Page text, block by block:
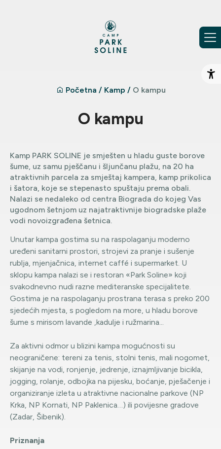
Početna / Kamp / O kampu
O kampu
Kamp PARK SOLINE je smješten u hladu guste borove
šume, uz samu pješčanu i šljunčanu plažu, na 20 ha
atraktivnih parcela za smještaj kampera, kamp prikolica
i šatora, koje se stepenasto spuštaju prema obali.
Nalazi se nedaleko od centra Biograda do kojeg Vas
ugodnom šetnjom uz najatraktivnije biogradske plaže
vodi novoizgrađena šetnica.
Unutar kampa gostima su na raspolaganju moderno
uređeni sanitarni prostori, strojevi za pranje i sušenje
rublja, mjenjačnica, internet caffé i supermarket. U
sklopu kampa nalazi se i restoran «Park Soline» koji
svakodnevno nudi razne mediteranske specijalitete.
Gostima je na raspolaganju prostrana terasa s preko 200
sjedećih mjesta, s pogledom na more, u hladu borove
šume s mirisom lavande ,kadulje i ružmarina...
Za aktivni odmor u blizini kampa mogućnosti su
neograničene: tereni za tenis, stolni tenis, mali nogomet,
skijanje na vodi, ronjenje, jedrenje, iznajmljivanje bicikla,
jogging, rolanje, odbojka na pijesku, boćanje, pješačenje i
organiziranje izleta u atraktivne nacionalne parkove (NP
Krka, NP Kornati, NP Paklenica…) ili povijesne gradove
(Zadar, Šibenik).
Priznanja